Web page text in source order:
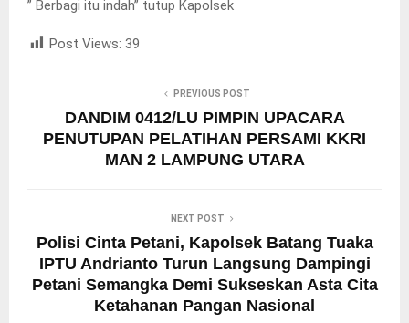
” Berbagi itu indah” tutup Kapolsek
Post Views: 39
PREVIOUS POST
DANDIM 0412/LU PIMPIN UPACARA
PENUTUPAN PELATIHAN PERSAMI KKRI
MAN 2 LAMPUNG UTARA
NEXT POST
Polisi Cinta Petani, Kapolsek Batang Tuaka
IPTU Andrianto Turun Langsung Dampingi
Petani Semangka Demi Sukseskan Asta Cita
Ketahanan Pangan Nasional